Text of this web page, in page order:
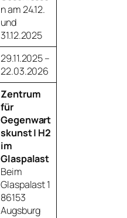
n am 24.12.
und
31.12.2025
29.11.2025 –
22.03.2026
Zentrum
für
Gegenwart
skunst | H2
im
Glaspalast
Beim
Glaspalast 1
86153
Augsburg